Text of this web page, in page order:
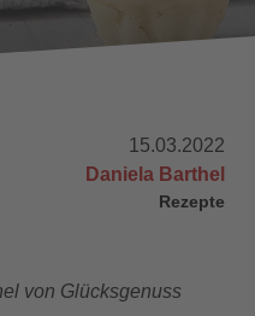
15.03.2022
Daniela Barthel
Rezepte
von Glücksgenuss